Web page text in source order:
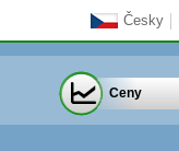
Česky
Ceny